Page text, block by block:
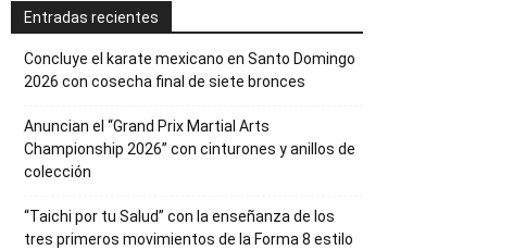
Entradas recientes
Concluye el karate mexicano en Santo Domingo
2026 con cosecha final de siete bronces
Anuncian el “Grand Prix Martial Arts
Championship 2026” con cinturones y anillos de
colección
“Taichi por tu Salud” con la enseñanza de los
tres primeros movimientos de la Forma 8 estilo